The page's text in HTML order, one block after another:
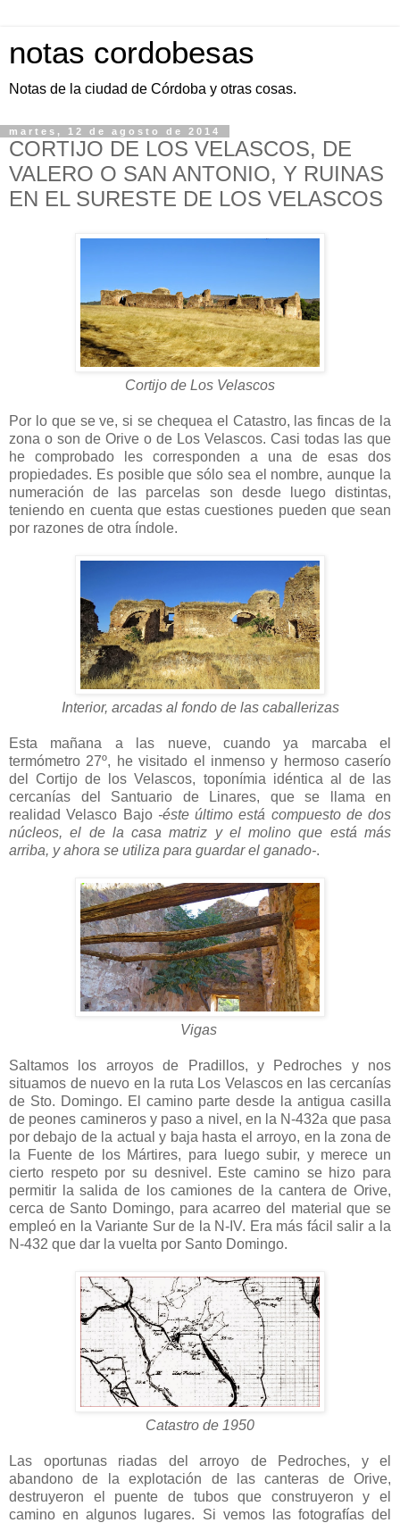
notas cordobesas
Notas de la ciudad de Córdoba y otras cosas.
martes, 12 de agosto de 2014
CORTIJO DE LOS VELASCOS, DE
VALERO O SAN ANTONIO, Y RUINAS
EN EL SURESTE DE LOS VELASCOS
Cortijo de Los Velascos
Por lo que se ve, si se chequea el Catastro, las fincas de la
zona o son de Orive o de Los Velascos. Casi todas las que
he comprobado les corresponden a una de esas dos
propiedades. Es posible que sólo sea el nombre, aunque la
numeración de las parcelas son desde luego distintas,
teniendo en cuenta que estas cuestiones pueden que sean
por razones de otra índole.
Interior, arcadas al fondo de las caballerizas
Esta mañana a las nueve, cuando ya marcaba el
termómetro 27º, he visitado el inmenso y hermoso caserío
del Cortijo de los Velascos, toponímia idéntica al de las
cercanías del Santuario de Linares, que se llama en
realidad Velasco Bajo-éste último está compuesto de dos
núcleos, el de la casa matriz y el molino que está más
arriba, y ahora se utiliza para guardar el ganado-.
Vigas
Saltamos los arroyos de Pradillos, y Pedroches y nos
situamos de nuevo en la ruta Los Velascos en las cercanías
de Sto. Domingo. El camino parte desde la antigua casilla
de peones camineros y paso a nivel, en la N-432a que pasa
por debajo de la actual y baja hasta el arroyo, en la zona de
la Fuente de los Mártires, para luego subir, y merece un
cierto respeto por su desnivel. Este camino se hizo para
permitir la salida de los camiones de la cantera de Orive,
cerca de Santo Domingo, para acarreo del material que se
empleó en la Variante Sur de la N-IV. Era más fácil salir a la
N-432 que dar la vuelta por Santo Domingo.
Catastro de 1950
Las oportunas riadas del arroyo de Pedroches, y el
abandono de la explotación de las canteras de Orive,
destruyeron el puente de tubos que construyeron y el
camino en algunos lugares. Si vemos las fotografías del